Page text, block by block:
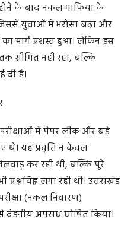
के बाद नकल माफिया के
युवाओं में भरोसा बढ़ा और
का मार्ग प्रशस्त हुआ। लेकिन इस
सीमित नहीं रहा, बल्कि
दी है।
परीक्षाओं में पेपर लीक और बड़े
यह प्रवृत्ति न केवल
कर रही थी, बल्कि पूरे
प्रश्नचिह्न लगा रही थी। उत्तराखंड
(नकल निवारण)
अपराध घोषित किया।